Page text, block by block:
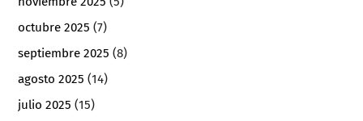
octubre 2025 (7)
septiembre 2025 (8)
agosto 2025 (14)
julio 2025 (15)